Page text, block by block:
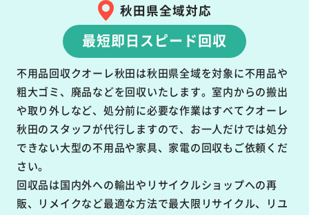
秋田県全域対応
最短即日スピード回収
不用品回収クオーレ秋田は秋田県全域を対象に不用品や
粗大ゴミ、廃品などを回収いたします。室内からの搬出
や取り外しなど、処分前に必要な作業はすべてクオーレ
秋田のスタッフが代行しますので、お一人だけでは処分
できない大型の不用品や家具、家電の回収もご依頼くだ
さい。
回収品は国内外への輸出やリサイクルショップへの再
販、リメイクなど最適な方法で最大限リサイクル、リユ